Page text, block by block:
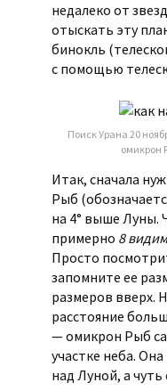
недалеко от
отыскать эту
бинокль
с помощью
Поиск Урана 20
омикрон
Итак, сначала
Рыб
на 4° выше Луны.
примерно 8
Просто
запомните ее
размеров вверх.
расстояние
— омикрон Рыб
участке неба.
над Луной, а чуть